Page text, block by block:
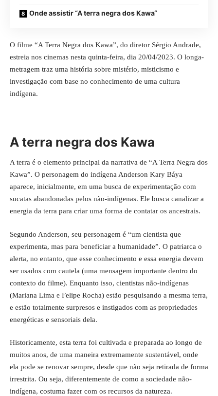
Onde assistir “A terra negra dos Kawa“
O filme “A Terra Negra dos Kawa”, do diretor Sérgio Andrade,
estreia nos cinemas nesta quinta-feira, dia 20/04/2023. O longa-
metragem traz uma história sobre mistério, misticismo e
investigação com base no conhecimento de uma cultura
indígena.
A terra negra dos Kawa
A terra é o elemento principal da narrativa de “A Terra Negra dos
Kawa”. O personagem do indígena Anderson Kary Báya
aparece, inicialmente, em uma busca de experimentação com
sucatas abandonadas pelos não-indígenas. Ele busca canalizar a
energia da terra para criar uma forma de contatar os ancestrais.
Segundo Anderson, seu personagem é “um cientista que
experimenta, mas para beneficiar a humanidade”. O patriarca o
alerta, no entanto, que esse conhecimento e essa energia devem
ser usados com cautela (uma mensagem importante dentro do
contexto do filme). Enquanto isso, cientistas não-indígenas
(Mariana Lima e Felipe Rocha) estão pesquisando a mesma terra,
e estão totalmente surpresos e instigados com as propriedades
energéticas e sensoriais dela.
Historicamente, esta terra foi cultivada e preparada ao longo de
muitos anos, de uma maneira extremamente sustentável, onde
ela pode se renovar sempre, desde que não seja retirada de forma
irrestrita. Ou seja, diferentemente de como a sociedade não-
indígena, costuma fazer com os recursos da natureza.